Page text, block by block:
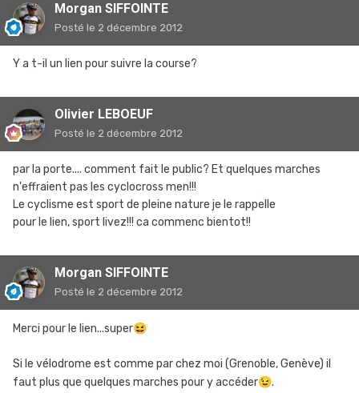
Morgan SIFFOINTE
Posté le 2 décembre 2012
Y a t-il un lien pour suivre la course?
Olivier LEBOEUF
Posté le 2 décembre 2012
par la porte.... comment fait le public? Et quelques marches
n'effraient pas les cyclocross men!!!
Le cyclisme est sport de pleine nature je le rappelle
pour le lien, sport livez!!! ca commenc bientot!!
Morgan SIFFOINTE
Posté le 2 décembre 2012
Merci pour le lien...super😆
Si le vélodrome est comme par chez moi (Grenoble, Genève) il
faut plus que quelques marches pour y accéder😉.